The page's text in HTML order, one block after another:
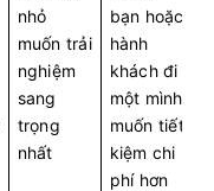
nhỏ
muốn trải
nghiệm
sang
trọng
nhất
bạn hoặc
hành
khách đi
một mình
muốn tiết
kiệm chi
phí hơn